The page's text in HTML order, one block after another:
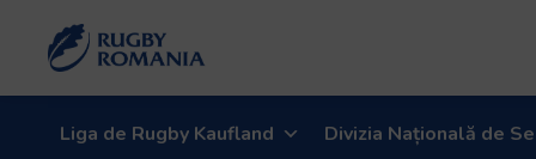
Liga de Rugby Kaufland Divizia Națională de